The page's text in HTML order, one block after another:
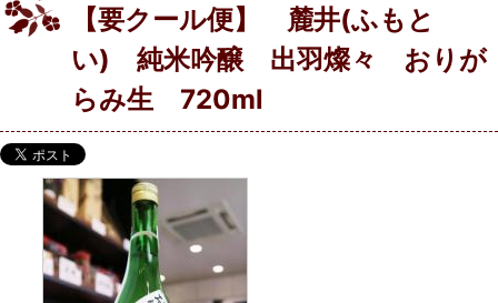
【要クール便】 麓井(ふもと
い) 純米吟醸 出羽燦々 おりが
らみ生 720ml